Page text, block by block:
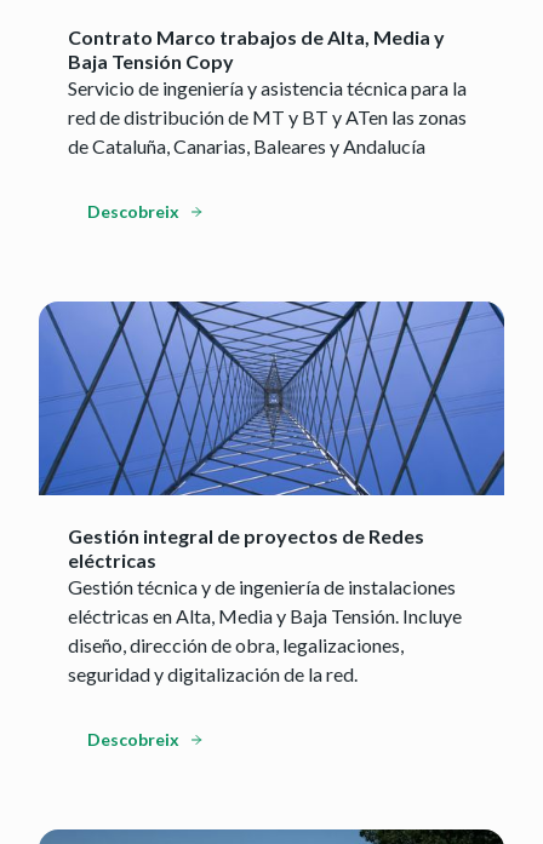
Contrato Marco trabajos de Alta, Media y
Baja Tensión Copy
Servicio de ingeniería y asistencia técnica para la
red de distribución de MT y BT y ATen las zonas
de Cataluña, Canarias, Baleares y Andalucía
Descobreix
Gestión integral de proyectos de Redes
eléctricas
Gestión técnica y de ingeniería de instalaciones
eléctricas en Alta, Media y Baja Tensión. Incluye
diseño, dirección de obra, legalizaciones,
seguridad y digitalización de la red.
Descobreix